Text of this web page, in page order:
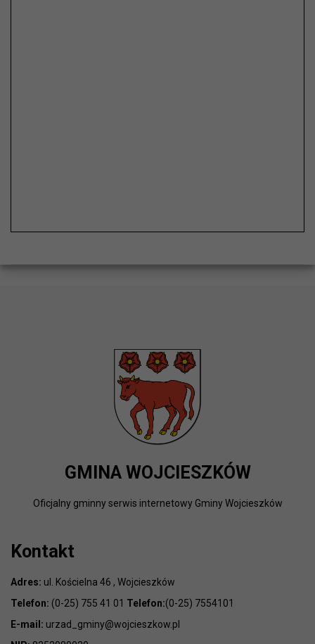
GMINA WOJCIESZKÓW
Oficjalny gminny serwis internetowy Gminy Wojcieszków
Kontakt
Adres: ul. Kościelna 46 , Wojcieszków
Telefon: (0-25) 755 41 01 Telefon:(0-25) 7554101
E-mail: urzad_gminy@wojcieszkow.pl